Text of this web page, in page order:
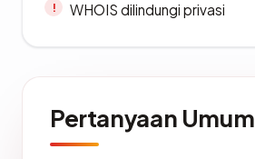
WHOIS dilindungi privasi
Pertanyaan Umum